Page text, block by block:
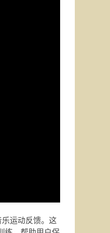
运动反馈。这